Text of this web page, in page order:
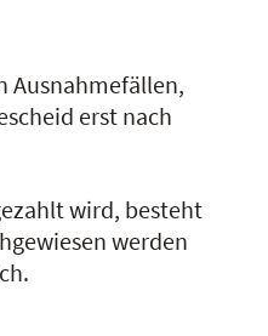
Ausnahmefällen,
erst nach
wird, besteht
werden